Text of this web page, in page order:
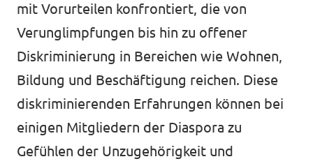
mit Vorurteilen konfrontiert, die von
Verunglimpfungen bis hin zu offener
Diskriminierung in Bereichen wie Wohnen,
Bildung und Beschäftigung reichen. Diese
diskriminierenden Erfahrungen können bei
einigen Mitgliedern der Diaspora zu
Gefühlen der Unzugehörigkeit und